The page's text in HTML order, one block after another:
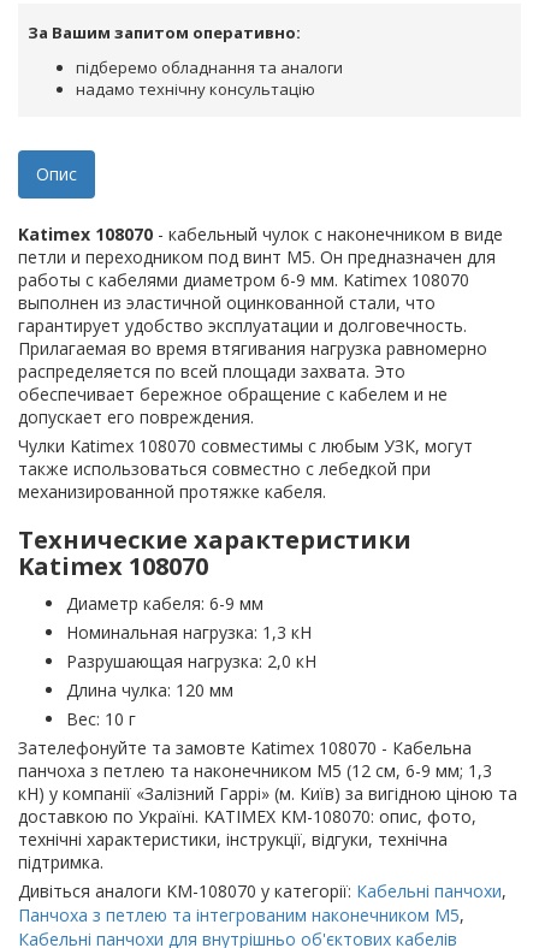
За Вашим запитом оперативно:
підберемо обладнання та аналоги
надамо технічну консультацію
Опис
Katimex 108070 - кабельный чулок с наконечником в виде
петли и переходником под винт М5. Он предназначен для
работы с кабелями диаметром 6-9 мм. Katimex 108070
выполнен из эластичной оцинкованной стали, что
гарантирует удобство эксплуатации и долговечность.
Прилагаемая во время втягивания нагрузка равномерно
распределяется по всей площади захвата. Это
обеспечивает бережное обращение с кабелем и не
допускает его повреждения.
Чулки Katimex 108070 совместимы с любым УЗК, могут
также использоваться совместно с лебедкой при
механизированной протяжке кабеля.
Технические характеристики
Katimex 108070
Диаметр кабеля: 6-9 мм
Номинальная нагрузка: 1,3 кН
Разрушающая нагрузка: 2,0 кН
Длина чулка: 120 мм
Вес: 10 г
Зателефонуйте та замовте Katimex 108070 - Кабельна
панчоха з петлею та наконечником M5 (12 см, 6-9 мм; 1,3
кН) у компанії «Залізний Гаррі» (м. Київ) за вигідною ціною та
доставкою по Україні. KATIMEX KM-108070: опис, фото,
технічні характеристики, інструкції, відгуки, технічна
підтримка.
Дивіться аналоги KM-108070 у категорії: Кабельні панчохи,
Панчоха з петлею та інтегрованим наконечником M5,
Кабельні панчохи для внутрішньо об'єктових кабелів